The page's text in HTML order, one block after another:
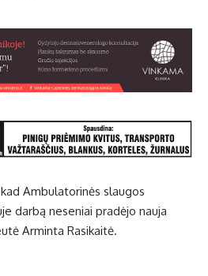
Ambulatorinės slaugos
darbą neseniai pradėjo nauja
Arminta Rasikaitė.